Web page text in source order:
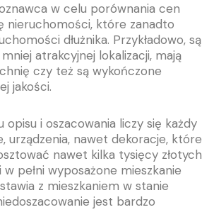
w celu porównania cen
nieruchomości, które zanadto
dłużnika. Przykładowo, są
atrakcyjnej lokalizacji, mają
czy też są wykończone
jakości.
opisu i oszacowania liczy się każdy
urządzenia, nawet dekoracje, które
nawet kilka tysięcy złotych
pełni wyposażone mieszkanie
z mieszkaniem w stanie
jest bardzo